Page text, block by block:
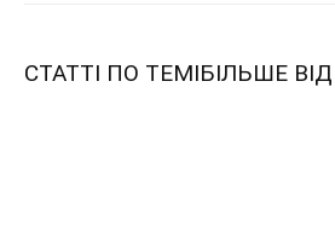
СТАТТІ ПО ТЕМІБІЛЬШЕ